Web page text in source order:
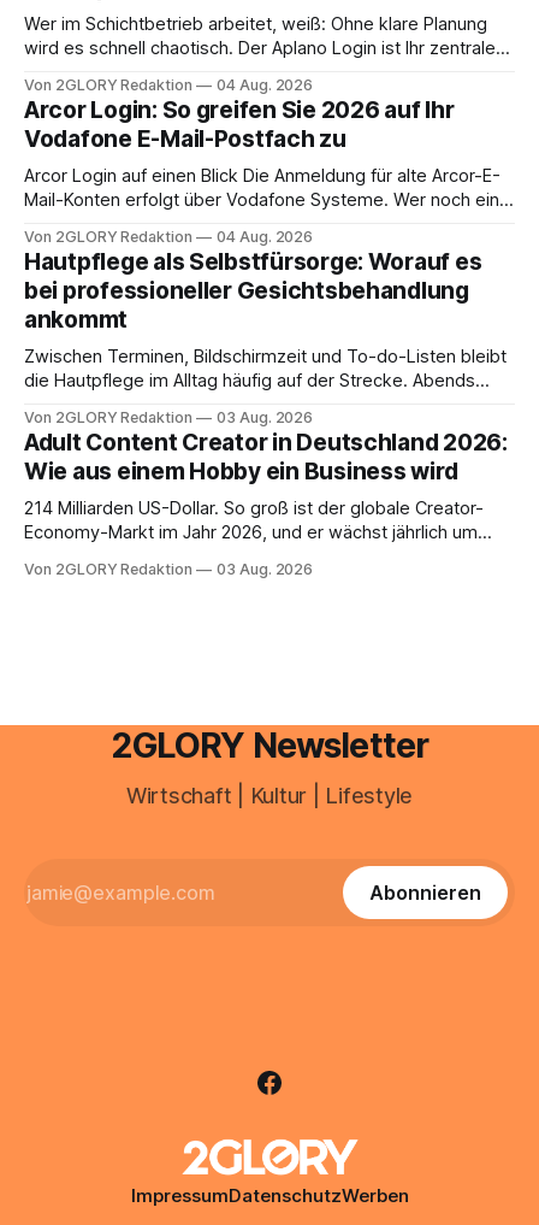
Wer im Schichtbetrieb arbeitet, weiß: Ohne klare Planung
wird es schnell chaotisch. Der Aplano Login ist Ihr zentraler
abwesenheiten und die gesamte kommunikation rund um
Ihr personal digital zu organisieren. In diesem Leitfaden
erfahren Sie alles, was Sie für einen reibungslosen Einstieg
brauchen, von der Registrierung
Von 2GLORY Redaktion 04 Aug. 2026
Arcor Login: So greifen Sie 2026 auf Ihr
Vodafone E-Mail-Postfach zu
Arcor Login auf einen Blick Die Anmeldung für alte Arcor-E-
Mail-Konten erfolgt über Vodafone Systeme. Wer noch eine
besitzt, loggt sich heute über das Vodafone E-Mail & Cloud
Portal ein. Der klassische Arcor Login über mail.
Von 2GLORY Redaktion 04 Aug. 2026
Hautpflege als Selbstfürsorge: Worauf es
bei professioneller Gesichtsbehandlung
ankommt
Zwischen Terminen, Bildschirmzeit und To-do-Listen bleibt
die Hautpflege im Alltag häufig auf der Strecke. Abends
Drogerie – mehr ist zeitlich oft nicht drin. Dabei reagiert die
Haut empfindlich auf Stress, Schlafmangel und
Umwelteinflüsse: Sie wirkt müde, spannt oder neigt zu
Unreinheiten. Professionelle
Von 2GLORY Redaktion 03 Aug. 2026
Adult Content Creator in Deutschland 2026:
Wie aus einem Hobby ein Business wird
214 Milliarden US-Dollar. So groß ist der globale Creator-
Economy-Markt im Jahr 2026, und er wächst jährlich um
ist längst ein ernstzunehmender Wirtschaftszweig. Weltweit
Von 2GLORY Redaktion 03 Aug. 2026
2GLORY Newsletter
Wirtschaft | Kultur | Lifestyle
Abonnieren
ImpressumDatenschutzWerben